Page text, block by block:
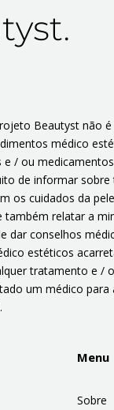
Beautyst não é
médico
e / ou
de informar sobre
os cuidados da
também relatar a
dar conselhos
estéticos
tratamento e /
um médico para
Menu
Sobre